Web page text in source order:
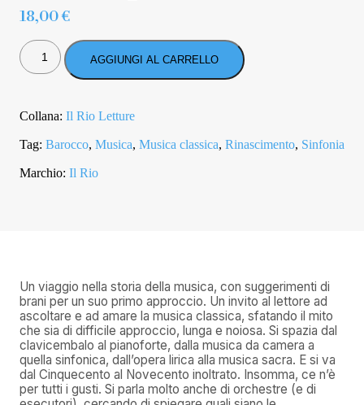
18,00€
VIAGGIO
NELLA
MUSICA
CINQUECENTO
ALLA
QUANTITÀ
AGGIUNGI AL CARRELLO
Collana: Il Rio Letture
Tag: Barocco, Musica, Musica classica, Rinascimento, Sinfonia
Marchio: Il Rio
Un viaggio nella storia della musica, con suggerimenti di
brani per un suo primo approccio. Un invito al lettore ad
ascoltare e ad amare la musica classica, sfatando il mito
che sia di difficile approccio, lunga e noiosa. Si spazia dal
clavicembalo al pianoforte, dalla musica da camera a
quella sinfonica, dall’opera lirica alla musica sacra. E si va
dal Cinquecento al Novecento inoltrato. Insomma, ce n’è
per tutti i gusti. Si parla molto anche di orchestre (e di